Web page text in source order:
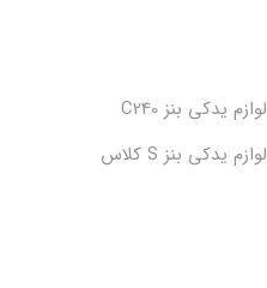
لوازم یدکی بنز C240
لوازم یدکی بنز S کلاس